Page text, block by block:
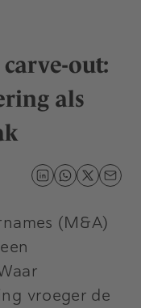
out:
als
(M&A)
vroeger de